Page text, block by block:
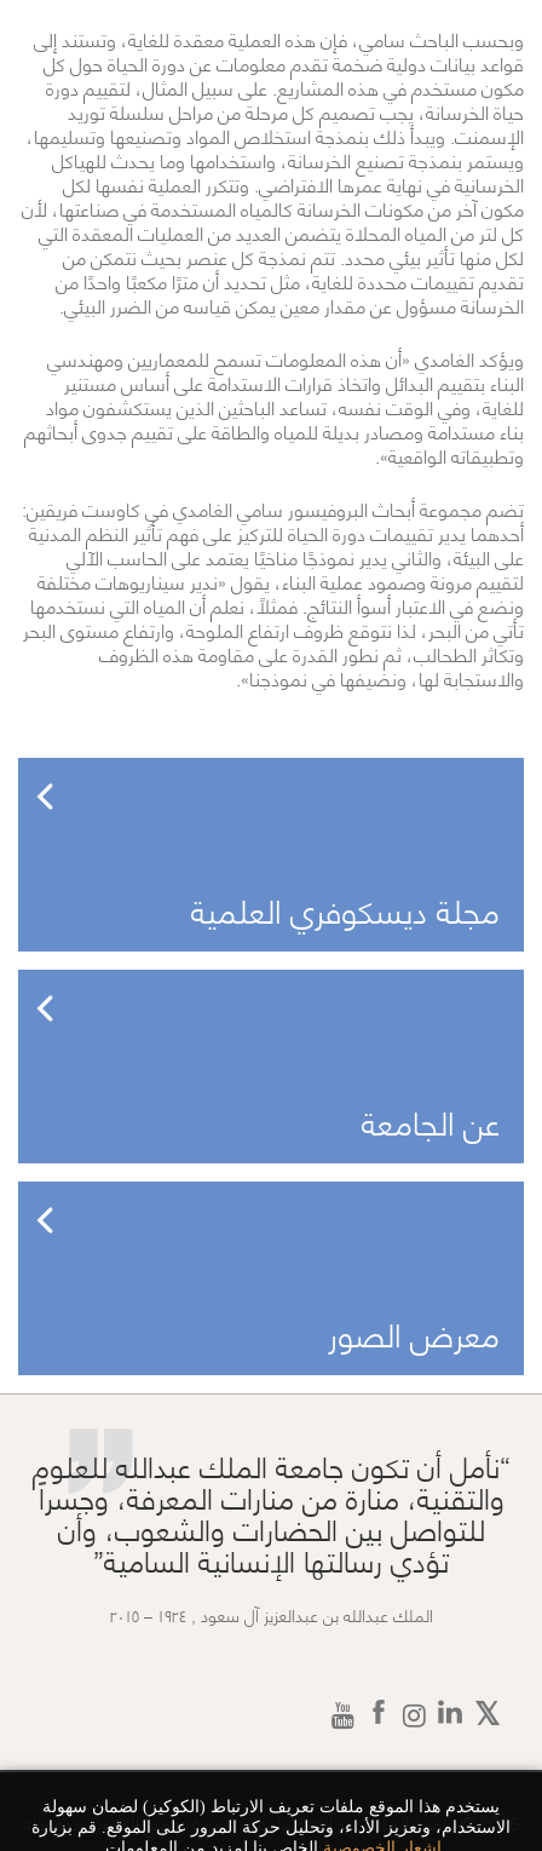
يستخدم هذا الموقع ملفات تعريف الارتباط (الكوكيز) لضمان سهولة
الاستخدام، وتعزيز الأداء، وتحليل حركة المرور على الموقع. قم بزيارة
وبحسب الباحث سامي، فإن هذه العملية معقدة للغاية، وتستند إلى
قواعد بيانات دولية ضخمة تقدم معلومات عن دورة الحياة حول كل
مكون مستخدم في هذه المشاريع. على سبيل المثال، لتقييم دورة
حياة الخرسانة، يجب تصميم كل مرحلة من مراحل سلسلة توريد
الإسمنت. ويبدأ ذلك بنمذجة استخلاص المواد وتصنيعها وتسليمها،
ويستمر بنمذجة تصنيع الخرسانة، واستخدامها وما يحدث للهياكل
الخرسانية في نهاية عمرها الافتراضي. وتتكرر العملية نفسها لكل
مكون آخر من مكونات الخرسانة كالمياه المستخدمة في صناعتها، لأن
كل لتر من المياه المحلاة يتضمن العديد من العمليات المعقدة التي
لكل منها تأثير بيئي محدد. تتم نمذجة كل عنصر بحيث نتمكن من
تقديم تقييمات محددة للغاية، مثل تحديد أن مترًا مكعبًا واحدًا من
الخرسانة مسؤول عن مقدار معين يمكن قياسه من الضرر البيئي.
ويؤكد الغامدي «أن هذه المعلومات تسمح للمعماريين ومهندسي
البناء بتقييم البدائل واتخاذ قرارات الاستدامة على أساس مستنير
للغاية، وفي الوقت نفسه، تساعد الباحثين الذين يستكشفون مواد
بناء مستدامة ومصادر بديلة للمياه والطاقة على تقييم جدوى أبحاثهم
وتطبيقاته الواقعية».
تضم مجموعة أبحاث البروفيسور سامي الغامدي في كاوست فريقين:
أحدهما يدير تقييمات دورة الحياة للتركيز على فهم تأثير النظم المدنية
على البيئة، والثاني يدير نموذجًا مناخيًا يعتمد على الحاسب الآلي
لتقييم مرونة وصمود عملية البناء، يقول «ندير سيناريوهات مختلفة
ونضع في الاعتبار أسوأ النتائج. فمثلًا، نعلم أن المياه التي نستخدمها
تأتي من البحر، لذا نتوقع ظروف ارتفاع الملوحة، وارتفاع مستوى البحر
وتكاثر الطحالب، ثم نطور القدرة على مقاومة هذه الظروف
والاستجابة لها، ونضيفها في نموذجنا».
مجلة ديسكوفري العلمية
عن الجامعة
معرض الصور ”
نأمل أن تكون جامعة الملك عبدالله للعلوم
والتقنية، منارة من منارات المعرفة، وجسراً
للتواصل بين الحضارات والشعوب، وأن
تؤدي رسالتها الإنسانية السامية
الملك عبدالله بن عبدالعزيز آل سعود , ١٩٢٤ – ٢٠١٥
2026 © جامعة الملك عبد الله للعلوم و التقنية، جميع الحقوق محفوظة